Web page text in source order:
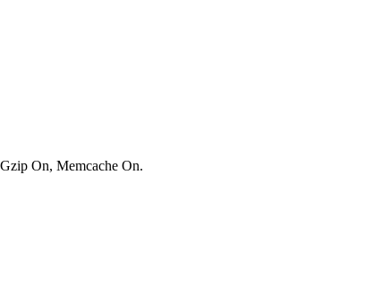
On, Memcache On.